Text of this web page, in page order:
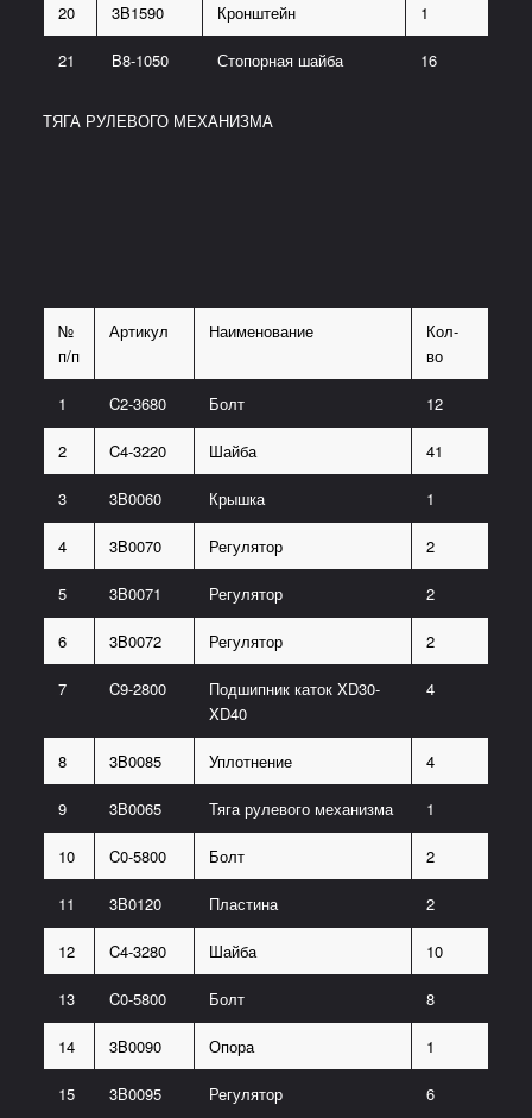
20 3B1590 Кронштейн 1
21 B8-1050 Стопорная шайба 16
ТЯГА РУЛЕВОГО МЕХАНИЗМА
№
п/п
Артикул Наименование
Кол-
во
1 C2-3680 Болт 12
2 C4-3220 Шайба 41
3 3B0060 Крышка 1
4 3B0070 Регулятор 2
5 3B0071 Регулятор 2
6 3B0072 Регулятор 2
7 C9-2800
Подшипник каток XD30-
XD40
4
8 3B0085 Уплотнение 4
9 3B0065 Тяга рулевого механизма 1
10 C0-5800 Болт 2
11 3B0120 Пластина 2
12 C4-3280 Шайба 10
13 C0-5800 Болт 8
14 3B0090 Опора 1
15 3B0095 Регулятор 6